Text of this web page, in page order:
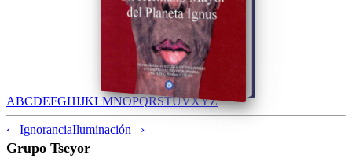
ABCDEFGHIJKLMNOPQRSTUVXYZ
‹ IgnoranciaIluminación ›
Grupo Tseyor